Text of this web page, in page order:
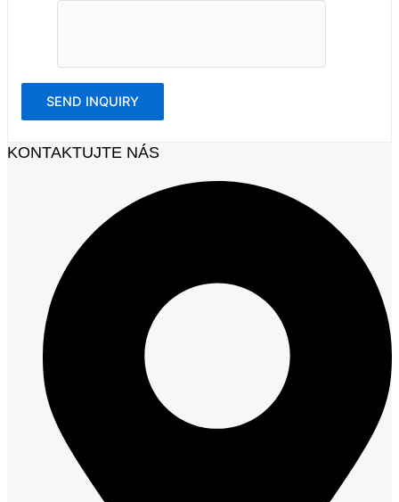
KONTAKTUJTE NÁS